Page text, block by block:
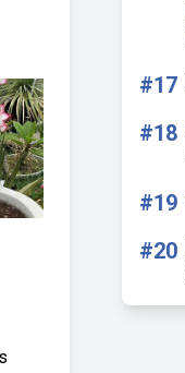
#17
#18
#19
#20